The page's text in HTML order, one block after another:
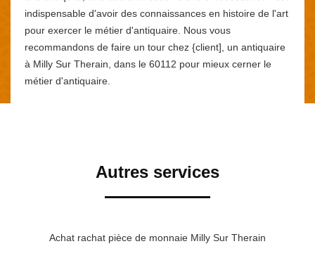
indispensable d'avoir des connaissances en histoire de l'art
pour exercer le métier d'antiquaire. Nous vous
recommandons de faire un tour chez {client], un antiquaire
à Milly Sur Therain, dans le 60112 pour mieux cerner le
métier d'antiquaire.
Autres services
Achat rachat pièce de monnaie Milly Sur Therain